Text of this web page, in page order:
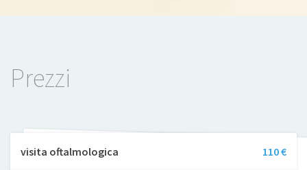
Prezzi
visita oftalmologica 110 €